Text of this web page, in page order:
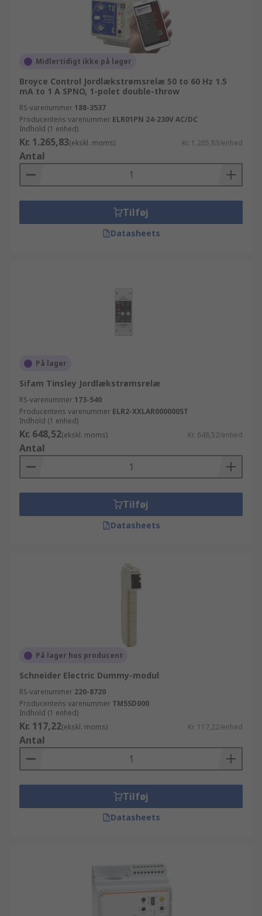
Midlertidigt ikke på lager
Broyce Control Jordlækstrømsrelæ 50 to 60 Hz 1.5
mA to 1 A SPNO, 1-polet double-throw
RS-varenummer 188-3537
Producentens varenummer ELR01PN 24-230V AC/DC
Indhold (1 enhed)
Kr. 1.265,83(ekskl. moms) Kr. 1.265,83/enhed
Antal
Tilføj
Datasheets
På lager
Sifam Tinsley Jordlækstrømsrelæ
RS-varenummer 173-540
Producentens varenummer ELR2-XXLAR000000ST
Indhold (1 enhed)
Kr. 648,52(ekskl. moms) Kr. 648,52/enhed
Antal
Tilføj
Datasheets
På lager hos producent
Schneider Electric Dummy-modul
RS-varenummer 220-8720
Producentens varenummer TM5SD000
Indhold (1 enhed)
Kr. 117,22(ekskl. moms) Kr. 117,22/enhed
Antal
Tilføj
Datasheets